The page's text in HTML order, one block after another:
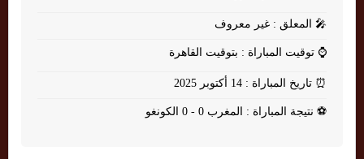
🎤 المعلق : غير معروف
⌚ توقيت المباراة : بتوقيت القاهرة
⏰ تاريخ المباراة : 14 أكتوبر 2025
⚽ نتيجة المباراة : المغرب 0 - 0 الكونغو